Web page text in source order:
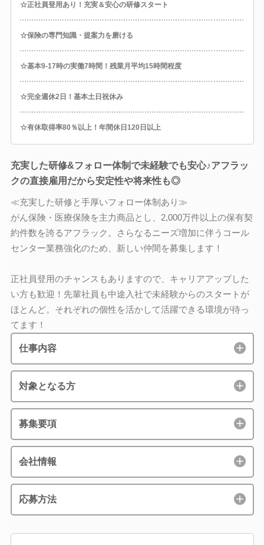
☆正社員登用あり！充実＆安心の研修スタート
☆保険の専門知識・提案力を磨ける
☆基本9-17時の実働7時間！残業月平均15時間程度
☆完全週休2日！基本土日祝休み
☆有休取得率80％以上！年間休日120日以上
充実した研修&フォロー体制で未経験でも安心♪アフラッ
クの直接雇用だから安定性や将来性も◎
≪充実した研修と手厚いフォロー体制あり≫
がん保険・医療保険を主力商品とし、2,000万件以上の保有契
約件数を誇るアフラック。さらなるニーズ増加に伴うコール
センター業務強化のため、新しい仲間を募集します！
正社員登用のチャンスもありますので、キャリアアップした
い方も歓迎！先輩社員も中途入社で未経験からのスタートが
ほとんど。それぞれの個性を活かして活躍できる環境が待っ
てます！
仕事内容
対象となる方
募集要項
会社情報
応募方法